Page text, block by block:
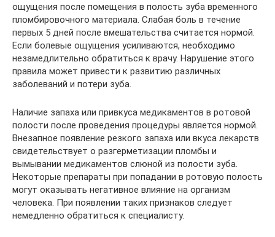
ощущения после помещения в полость зуба временного
пломбировочного материала. Слабая боль в течение
первых 5 дней после вмешательства считается нормой.
Если болевые ощущения усиливаются, необходимо
незамедлительно обратиться к врачу. Нарушение этого
правила может привести к развитию различных
заболеваний и потери зуба.
Наличие запаха или привкуса медикаментов в ротовой
полости после проведения процедуры является нормой.
Внезапное появление резкого запаха или вкуса лекарств
свидетельствует о разгерметизации пломбы и
вымывании медикаментов слюной из полости зуба.
Некоторые препараты при попадании в ротовую полость
могут оказывать негативное влияние на организм
человека. При появлении таких признаков следует
немедленно обратиться к специалисту.